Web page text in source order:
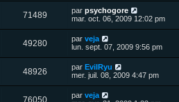
e
s
a
g
e
s
r
m
e
s
s
a
g
e
u
s
i
e
r
m
e
s
s
a
g
e
71489V
u
s
D
e
i
e
r
m
e
s
s
a
par psychogore
mar. oct. 06, 2009 12:02 pm
49280V
u
s
D
e
i
e
r
m
par veja
lun. sept. 07, 2009 9:56 pm
48926V
u
D
e
i
par EvilRyu
mer. juil. 08, 2009 4:47 pm
76050V
D
par veja